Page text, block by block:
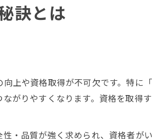
訣とは
上や資格取得が不可欠です。特に
がりやすくなります。資格を取得
・品質が強く求められ、資格者が